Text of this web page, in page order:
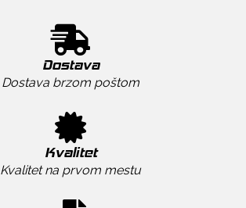
Dostava
Dostava brzom poštom
Kvalitet
Kvalitet na prvom mestu